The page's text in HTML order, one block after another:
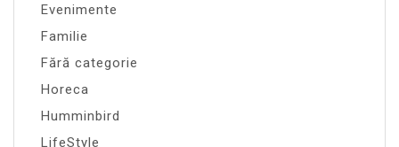
Evenimente
Familie
Fără categorie
Horeca
Humminbird
LifeStyle